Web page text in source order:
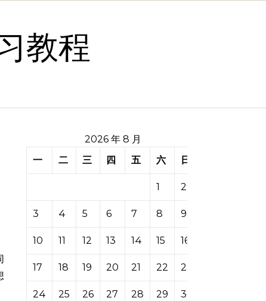
教程
2026 年 8 月
一
二 三 四 五 六 日
1 2
3 4 5 6 7 8 9
10 11 12 13 14 15 16
17 18 19 20 21 22 23
24 25 26 27 28 29 30